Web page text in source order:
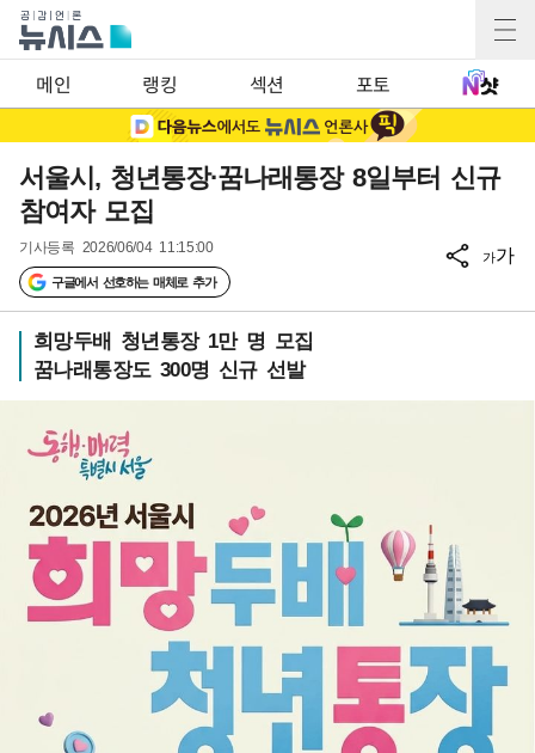
메인 랭킹 섹션 포토
서울시, 청년통장·꿈나래통장 8일부터 신규
참여자 모집
기사등록 2026/06/04 11:15:00
구글에서 선호하는 매체로 추가
가가
희망두배 청년통장 1만 명 모집
꿈나래통장도 300명 신규 선발